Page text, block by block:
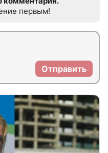
первым!
Отправить